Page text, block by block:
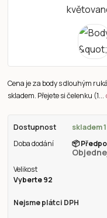
Cena je za body s dlouhým
skladem. Přejete si čelenku (1...
Dostupnost
skladem
Doba dodání
📦
Velikost
Vyberte 92
Nejsme plátci DPH